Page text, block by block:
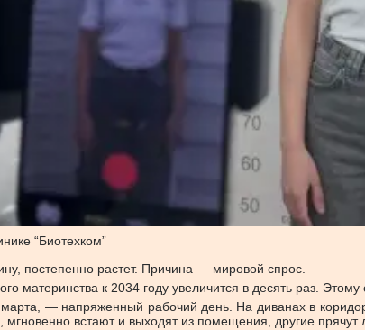
“Биотехком”
постепенно растет. Причина — мировой спрос.
материнства к 2034 году увеличится в десять раз.
марта, — напряженный рабочий день. На диванах в
встают и выходят из помещения, другие